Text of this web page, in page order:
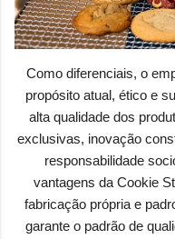
Como diferenciais, o
propósito atual, ético e
alta qualidade dos
exclusivas, inovação
responsabilidade
vantagens da Cookie
fabricação própria e
garante o padrão de